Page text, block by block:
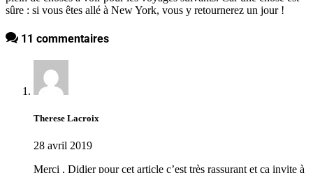
sûre : si vous êtes allé à New York, vous y retournerez un jour !
11 commentaires
Therese Lacroix
28 avril 2019
Merci , Didier pour cet article c’est très rassurant et ça invite à